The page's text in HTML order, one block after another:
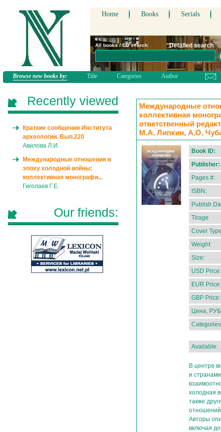
Home Books Serials
All books / CD search: Detailed search
Browse new books by: Title Categories Author
Международные
коллективная
ответственный
М.А. Липкин, А.О.
Book ID:
Publisher:
Pages #:
ISBN:
Publish
Tirage
Cover
Weight:
Size:
USD Price:
EUR Price:
GBP Price:
Цена,
Available:
В центре
и
холодная
также
отношений
Авторы
включая
Recently viewed
Краткие сообщения Института
археологии. Вып.220
Авилова Л.И.
Международные отношения в
эпоху холодной войны:
коллективная монографи...
Гиголаев Г.Е.
Our friends: